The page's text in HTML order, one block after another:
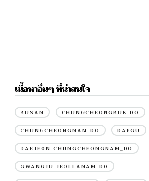
เนื้อหาอื่นๆ ที่น่าสนใจ
BUSAN CHUNGCHEONGBUK-DO
CHUNGCHEONGNAM-DO DAEGU
DAEJEON CHUNGCHEONGNAM_DO
GWANGJU JEOLLANAM-DO